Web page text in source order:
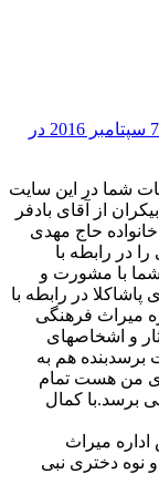
7 سپتامبر 2016 در
شما در این سایت
از آقای بادفر
حاج مهدی
در رابطه با
شما با مشورت و
در رابطه با
میراث فرهنگی
و اشخاصهای
برسدبنده هم به
من هست تمام
برسد.با کمال
میراث
نوه دختری نبی